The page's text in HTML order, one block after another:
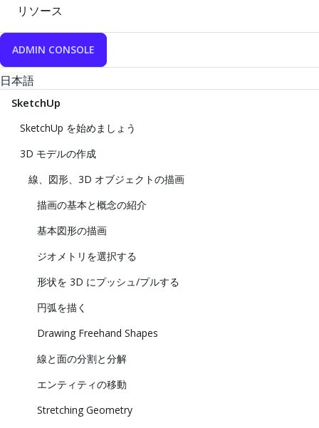
リソース
ADMIN CONSOLE
日本語
SketchUp
SketchUp を始めましょう
3D モデルの作成
線、図形、3D オブジェクトの描画
描画の基本と概念の紹介
基本図形の描画
ジオメトリを選択する
形状を 3D にプッシュ/プルする
円弧を描く
Drawing Freehand Shapes
線と面の分割と分解
エンティティの移動
Stretching Geometry